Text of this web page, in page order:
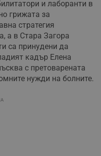
и лаборанти в
грижата за
стратегия
а в Стара Загора
са принудени да
кадър Елена
с претоварената
нужди на болните.